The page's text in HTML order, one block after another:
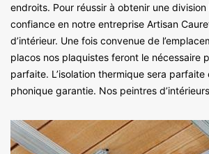
endroits. Pour réussir à obtenir une
confiance en notre entreprise Artisan
d’intérieur. Une fois convenue de
placos nos plaquistes feront le nécessaire
parfaite. L’isolation thermique sera parfaite
phonique garantie. Nos peintres